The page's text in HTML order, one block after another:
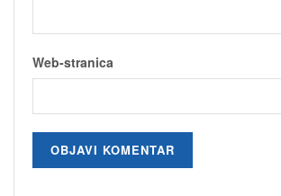
Web-stranica